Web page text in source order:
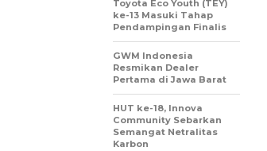
Toyota Eco Youth (TEY)
ke-13 Masuki Tahap
Pendampingan Finalis
GWM Indonesia
Resmikan Dealer
Pertama di Jawa Barat
HUT ke-18, Innova
Community Sebarkan
Semangat Netralitas
Karbon